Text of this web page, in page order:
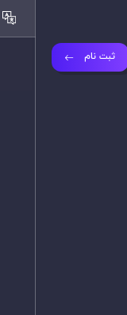
ثبت نام